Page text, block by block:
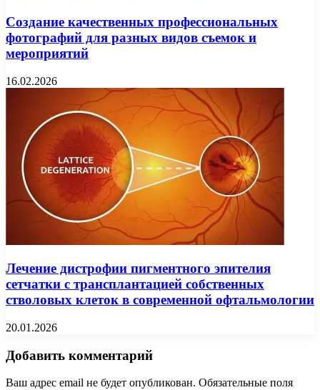
Создание качественных профессиональных
фотографий для разных видов съемок и
мероприятий
16.02.2026
Лечение дистрофии пигментного эпителия
сетчатки с трансплантацией собственных
стволовых клеток в современной офтальмологии
20.01.2026
Добавить комментарий
Ваш адрес email не будет опубликован. Обязательные поля